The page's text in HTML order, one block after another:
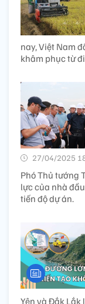
nay, Việt Nam
khâm phục từ
27/04/2025
Phó Thủ tướng
lực của nhà
tiến độ dự án.
Yên và Đắk Lắk